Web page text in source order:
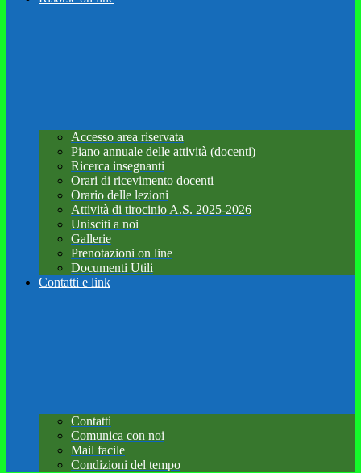
Accesso area riservata
Piano annuale delle attività (docenti)
Ricerca insegnanti
Orari di ricevimento docenti
Orario delle lezioni
Attività di tirocinio A.S. 2025-2026
Unisciti a noi
Gallerie
Prenotazioni on line
Documenti Utili
Contatti e link
Contatti
Comunica con noi
Mail facile
Condizioni del tempo